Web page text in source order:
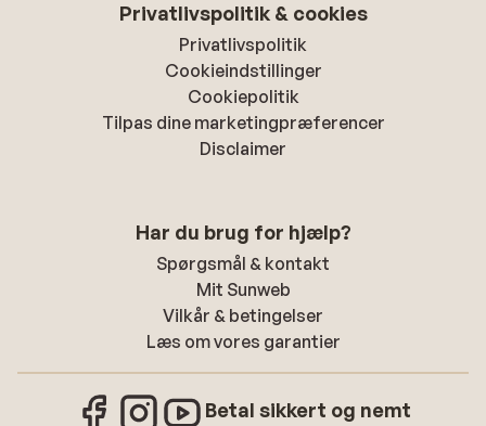
Privatlivspolitik & cookies
Privatlivspolitik
Cookieindstillinger
Cookiepolitik
Tilpas dine marketingpræferencer
Disclaimer
Har du brug for hjælp?
Spørgsmål & kontakt
Mit Sunweb
Vilkår & betingelser
Læs om vores garantier
Betal sikkert og nemt